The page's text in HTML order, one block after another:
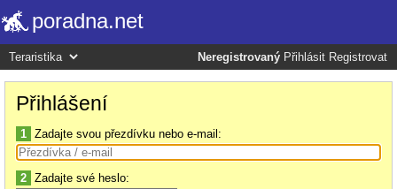
poradna.net
Neregistrovaný Přihlásit Registrovat
Přihlášení
1 Zadajte svou přezdívku nebo e-mail:
2 Zadajte své heslo: